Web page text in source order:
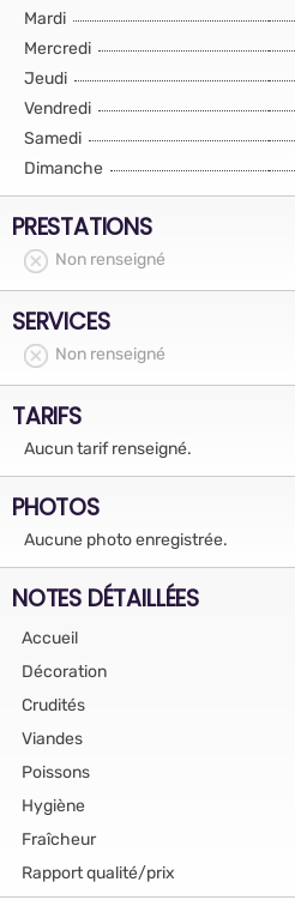
Mardi
Mercredi
Jeudi
Vendredi
Samedi
Dimanche
PRESTATIONS
Non renseigné
SERVICES
Non renseigné
TARIFS
Aucun tarif renseigné.
PHOTOS
Aucune photo enregistrée.
NOTES DÉTAILLÉES
Accueil
Décoration
Crudités
Viandes
Poissons
Hygiène
Fraîcheur
Rapport qualité/prix